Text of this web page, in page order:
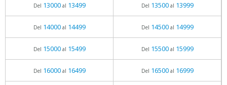
Del 13000al 13499 Del 13500al 13999
Del 14000al 14499 Del 14500al 14999
Del 15000al 15499 Del 15500al 15999
Del 16000al 16499 Del 16500al 16999